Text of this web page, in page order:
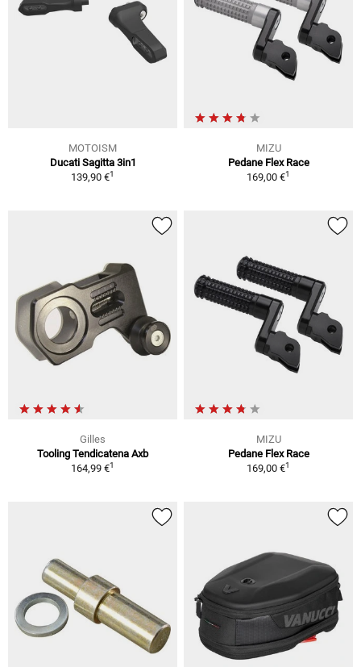
MOTOISM
Ducati Sagitta 3in1
139,90 €1
MIZU
Pedane Flex Race
169,00 €1
Gilles
Tooling Tendicatena Axb
164,99 €1
MIZU
Pedane Flex Race
169,00 €1